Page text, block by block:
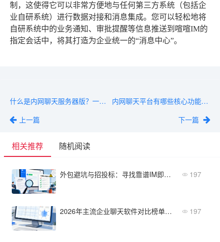
制，这使得它可以非常方便地与任何第三方系统（包括企
业自研系统）进行数据对接和消息集成。您可以轻松地将
自研系统中的业务通知、审批提醒等信息推送到喧喧IM的
指定会话中，将其打造为企业统一的“消息中心”。
什么是内网聊天服务器版？一文搞懂核心功能与部署场景
上一篇
内网聊天平台有哪些核心功能？从即时通讯到审批集成
下一篇
相关推荐 随机阅读
外包避坑与招投标：寻找靠谱IM即时通讯软件服务商的5个核心考察点 197
2026年主流企业聊天软件对比榜单（附选型表） 197